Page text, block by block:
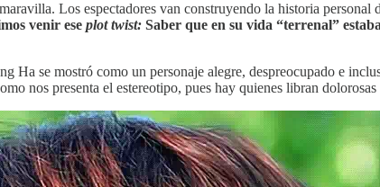
Los espectadores van construyendo la historia
venir ese plot twist: Saber que en su vida “terrenal”
Ha se mostró como un personaje alegre, despreocupado e
nos presenta el estereotipo, pues hay quienes libran